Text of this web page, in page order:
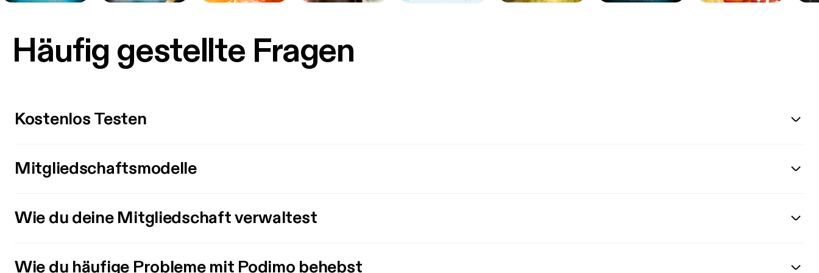
Häufig gestellte Fragen
Kostenlos Testen
Mitgliedschaftsmodelle
Wie du deine Mitgliedschaft verwaltest
Wie du häufige Probleme mit Podimo behebst